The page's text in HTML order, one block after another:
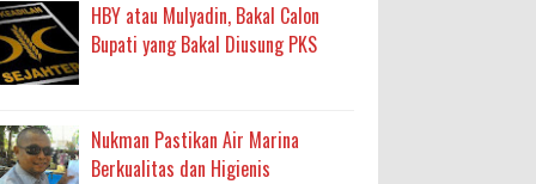
HBY atau Mulyadin, Bakal Calon
Bupati yang Bakal Diusung PKS
Nukman Pastikan Air Marina
Berkualitas dan Higienis